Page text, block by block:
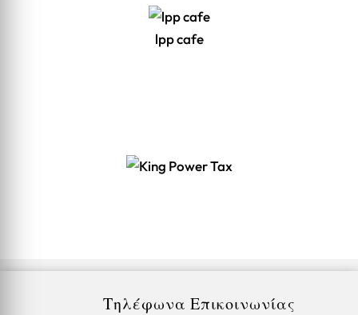
lpp cafe
Τηλέφωνα Επικοινωνίας